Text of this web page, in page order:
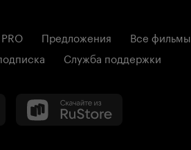
Предложения Все фильмы
Служба поддержки